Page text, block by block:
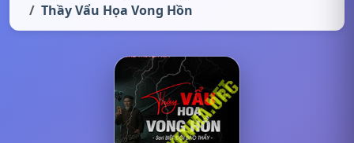
Thầy Vẩu Họa Vong Hồn